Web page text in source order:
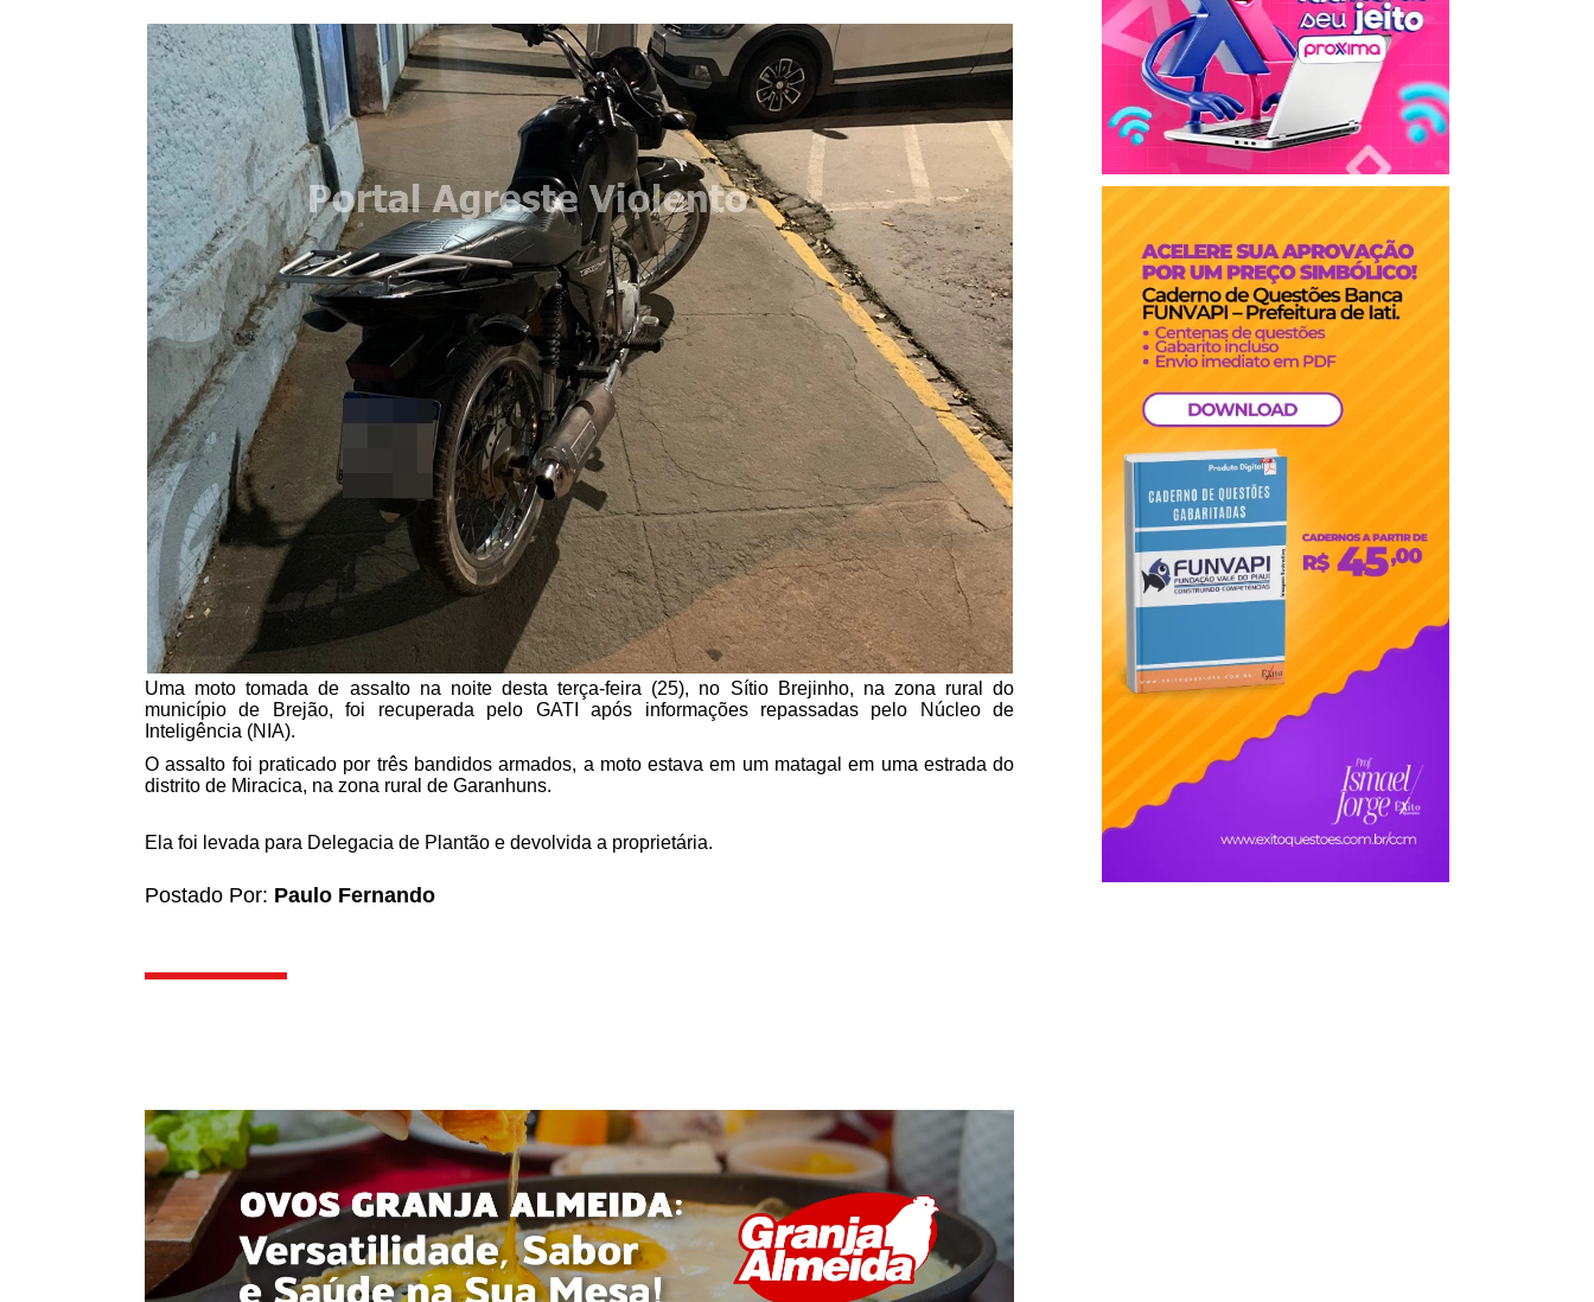
Uma moto tomada de assalto na noite desta terça-feira (25), no Sítio Brejinho, na zona rural do
município de Brejão, foi recuperada pelo GATI após informações repassadas pelo Núcleo de
Inteligência (NIA).
O assalto foi praticado por três bandidos armados, a moto estava em um matagal em uma estrada do
distrito de Miracica, na zona rural de Garanhuns.
Ela foi levada para Delegacia de Plantão e devolvida a proprietária.
Postado Por: Paulo Fernando